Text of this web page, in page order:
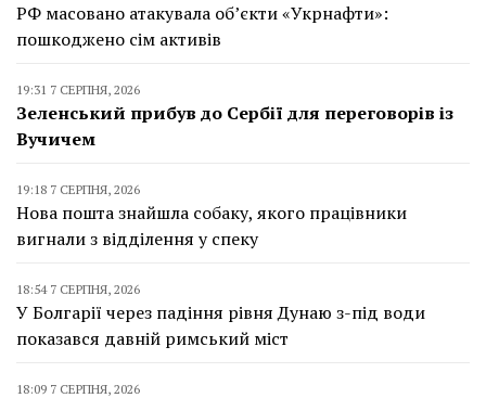
РФ масовано атакувала об’єкти «Укрнафти»:
пошкоджено сім активів
19:31 7 СЕРПНЯ, 2026
Зеленський прибув до Сербії для переговорів із
Вучичем
19:18 7 СЕРПНЯ, 2026
Нова пошта знайшла собаку, якого працівники
вигнали з відділення у спеку
18:54 7 СЕРПНЯ, 2026
У Болгарії через падіння рівня Дунаю з-під води
показався давній римський міст
18:09 7 СЕРПНЯ, 2026